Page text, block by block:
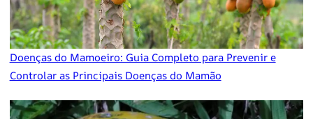
Doenças do Mamoeiro: Guia Completo para Prevenir e
Controlar as Principais Doenças do Mamão